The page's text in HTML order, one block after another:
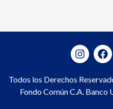
Todos los Derechos
Fondo Común C.A.